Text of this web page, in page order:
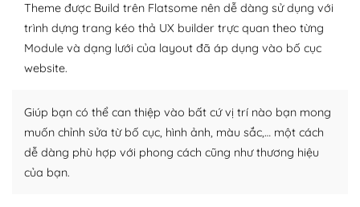
Plugin mở rộng là thành phần cài đặt thêm vào
WordPress để tăng thêm các tính năng cần thiết. Có
nhiều plugin trả phí hoặc miễn phí.
plugin của WordPress rất phong phú. Bạn có thể thỏa
thích chọn lựa plugin và themes phù hợp cho mục đích
lập website của mình.
WordPress đa dạng plugin và themes
Theme được Build trên Flatsome nên dễ dàng sử dụng với
trình dựng trang kéo thả UX builder trực quan theo từng
Module và dạng lưới của layout đã áp dụng vào bố cục
website.
Giúp bạn có thể can thiệp vào bất cứ vị trí nào bạn mong
muốn chỉnh sửa từ bố cục, hình ảnh, màu sắc,… một cách
dễ dàng phù hợp với phong cách cũng như thương hiệu
của bạn.